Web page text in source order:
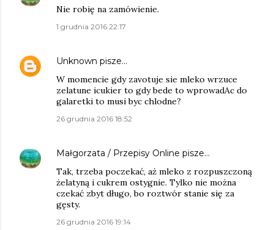
Nie robię na zamówienie.
1 grudnia 2016 22:17
Unknown pisze…
W momencie gdy zavotuje sie mleko wrzuce
zelatune icukier to gdy bede to wprowadAc do
galaretki to musi byc chlodne?
26 grudnia 2016 18:52
Małgorzata / Przepisy Online pisze…
Tak, trzeba poczekać, aż mleko z rozpuszczoną
żelatyną i cukrem ostygnie. Tylko nie można
czekać zbyt długo, bo roztwór stanie się za
gęsty.
26 grudnia 2016 19:14